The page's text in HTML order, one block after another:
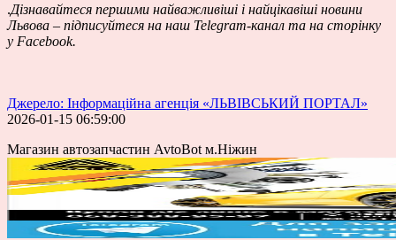
.Дізнавайтеся першими найважливіші і найцікавіші новини
Львова – підписуйтеся на наш Telegram-канал та на сторінку
у Facebook.
Джерело: Інформаційна агенція «ЛЬВІВСЬКИЙ ПОРТАЛ»
2026-01-15 06:59:00
Магазин автозапчастин AvtoBot м.Ніжин